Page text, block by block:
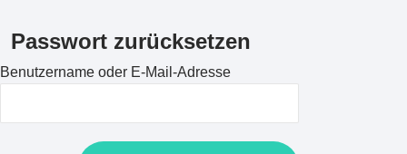
Passwort zurücksetzen
Benutzername oder E-Mail-Adresse